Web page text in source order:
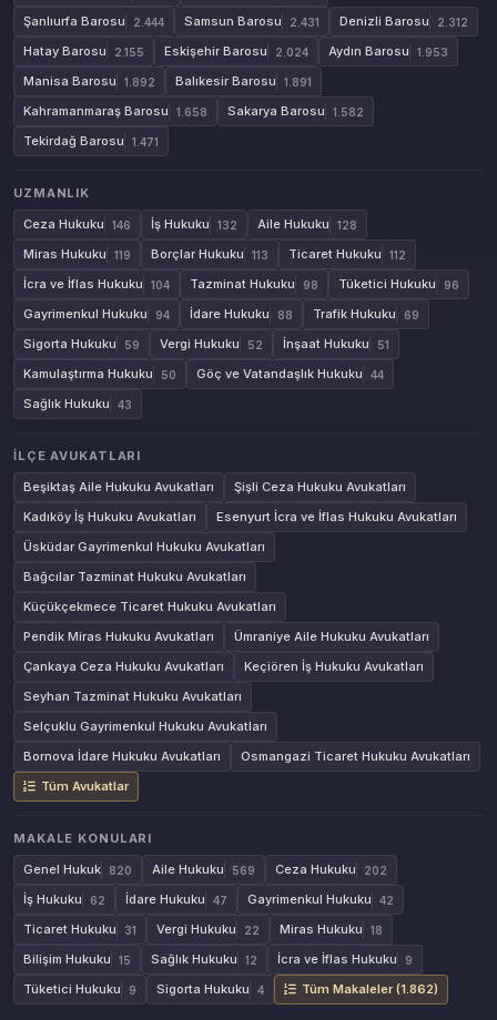
Şanlıurfa Barosu 2.444 Samsun Barosu 2.431 Denizli Barosu 2.312
Hatay Barosu 2.155 Eskişehir Barosu 2.024 Aydın Barosu 1.953
Manisa Barosu 1.892 Balıkesir Barosu 1.891
Kahramanmaraş Barosu 1.658 Sakarya Barosu 1.582
Tekirdağ Barosu 1.471
UZMANLIK
Ceza Hukuku
146 İş Hukuku 132 Aile Hukuku 128
Miras Hukuku 119 Borçlar Hukuku 113 Ticaret Hukuku 112
İcra ve İflas Hukuku 104 Tazminat Hukuku 98 Tüketici Hukuku 96
Gayrimenkul Hukuku 94 İdare Hukuku 88 Trafik Hukuku 69
Sigorta Hukuku 59 Vergi Hukuku 52 İnşaat Hukuku 51
Kamulaştırma Hukuku 50 Göç ve Vatandaşlık Hukuku 44
Sağlık Hukuku 43
İLÇE AVUKATLARI
Beşiktaş Aile Hukuku Avukatları
Şişli Ceza Hukuku Avukatları
Kadıköy İş Hukuku Avukatları
Esenyurt İcra ve İflas Hukuku Avukatları
Üsküdar Gayrimenkul Hukuku Avukatları
Bağcılar Tazminat Hukuku Avukatları
Küçükçekmece Ticaret Hukuku Avukatları
Pendik Miras Hukuku Avukatları
Ümraniye Aile Hukuku Avukatları
Çankaya Ceza Hukuku Avukatları
Keçiören İş Hukuku Avukatları
Seyhan Tazminat Hukuku Avukatları
Selçuklu Gayrimenkul Hukuku Avukatları
Bornova İdare Hukuku Avukatları
Osmangazi Ticaret Hukuku Avukatları
Tüm Avukatlar
MAKALE KONULARI
Genel Hukuk
820 Aile Hukuku 569 Ceza Hukuku 202
İş Hukuku 62 İdare Hukuku 47 Gayrimenkul Hukuku 42
Ticaret Hukuku 31 Vergi Hukuku 22 Miras Hukuku 18
Bilişim Hukuku 15 Sağlık Hukuku 12 İcra ve İflas Hukuku 9
Tüketici Hukuku 9 Sigorta Hukuku 4 Tüm Makaleler (1.862)